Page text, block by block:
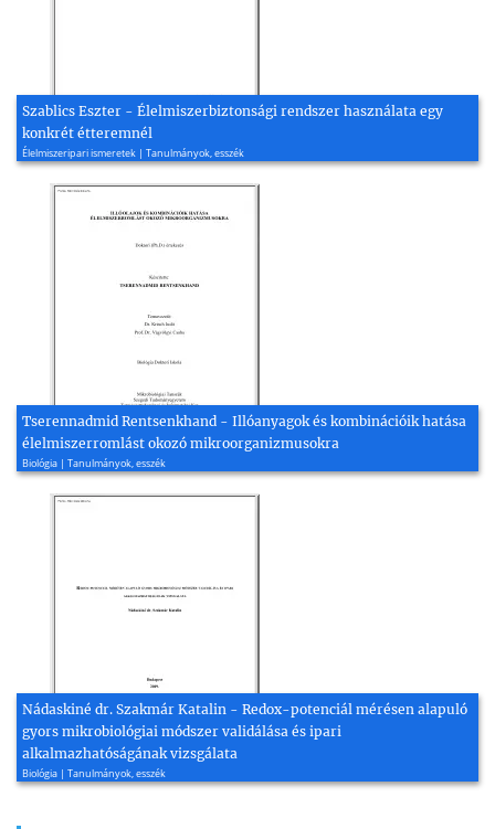
Szablics Eszter - Élelmiszerbiztonsági rendszer használata egy
konkrét étteremnél
Élelmiszeripari ismeretek | Tanulmányok, esszék
Tserennadmid Rentsenkhand - Illóanyagok és kombinációik hatása
élelmiszerromlást okozó mikroorganizmusokra
Biológia | Tanulmányok, esszék
Nádaskiné dr. Szakmár Katalin - Redox-potenciál mérésen alapuló
gyors mikrobiológiai módszer validálása és ipari
alkalmazhatóságának vizsgálata
Biológia | Tanulmányok, esszék